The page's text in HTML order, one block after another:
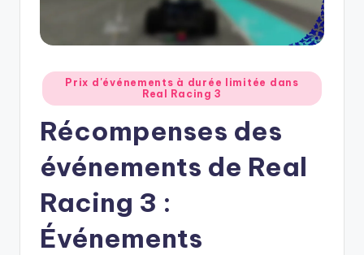
Posted
in
Prix d'événements à durée limitée dans
Real Racing 3
Récompenses des
événements de Real
Racing 3 :
Événements